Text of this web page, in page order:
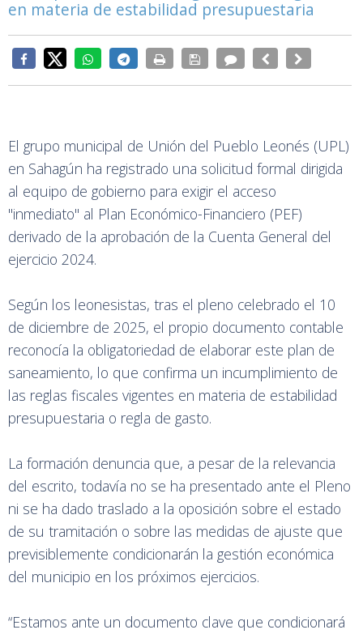
en materia de estabilidad presupuestaria
El grupo municipal de Unión del Pueblo Leonés (UPL)
en Sahagún ha registrado una solicitud formal dirigida
al equipo de gobierno para exigir el acceso
"inmediato" al Plan Económico-Financiero (PEF)
derivado de la aprobación de la Cuenta General del
ejercicio 2024.
Según los leonesistas, tras el pleno celebrado el 10
de diciembre de 2025, el propio documento contable
reconocía la obligatoriedad de elaborar este plan de
saneamiento, lo que confirma un incumplimiento de
las reglas fiscales vigentes en materia de estabilidad
presupuestaria o regla de gasto.
La formación denuncia que, a pesar de la relevancia
del escrito, todavía no se ha presentado ante el Pleno
ni se ha dado traslado a la oposición sobre el estado
de su tramitación o sobre las medidas de ajuste que
previsiblemente condicionarán la gestión económica
del municipio en los próximos ejercicios.
“Estamos ante un documento clave que condicionará